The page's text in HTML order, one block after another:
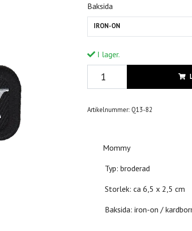
Baksida
IRON-ON
I lager.
Artikelnummer: Q13-82
Mommy
Typ: broderad
Storlek: ca 6,5 x 2,5 cm
Baksida: iron-on /